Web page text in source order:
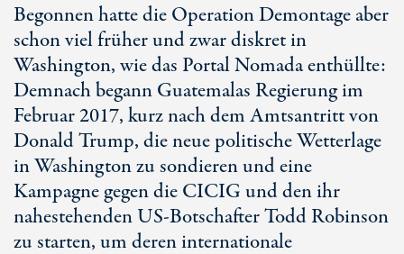
Begonnen hatte die Operation Demontage aber
schon viel früher und zwar diskret in
Washington, wie das Portal Nomada enthüllte:
Demnach begann Guatemalas Regierung im
Februar 2017, kurz nach dem Amtsantritt von
Donald Trump, die neue politische Wetterlage
in Washington zu sondieren und eine
Kampagne gegen die CICIG und den ihr
nahestehenden US-Botschafter Todd Robinson
zu starten, um deren internationale